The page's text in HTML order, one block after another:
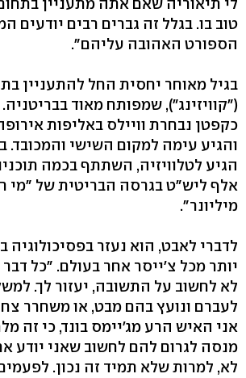
לי תיאוריה שאם אתה מתעניין
טוב בו. בגלל זה גברים רבים יודעים
הספורט האהובה עליהם".
בגיל מאוחר יחסית החל להתעניין
("קוויזינג"), שמפותח מאוד
כקפטן נבחרת וויילס באליפות
והגיע עימה למקום השישי והמכובד.
אלף ליש"ט בגרסה הבריטית של "מי
מיליונר".
לדברי לאבט, הוא נעזר בפסיכולוגיה
יותר מכל צ'ייסר אחר בעולם. "כל
לא לחשוב על התשובה, יעזור לך.
לעברם ונועץ בהם מבט, או משחרר
אני האיש הרע מג'יימס בונד, כי זה
מנסה לגרום להם לחשוב שאני יודע
לא, למרות שלא תמיד זה נכון.